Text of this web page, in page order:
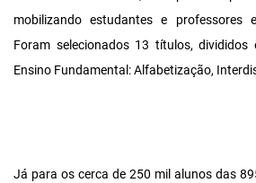
mobilizando estudantes e professores
Foram selecionados 13 títulos,
Ensino Fundamental: Alfabetização,
Já para os cerca de 250 mil alunos das